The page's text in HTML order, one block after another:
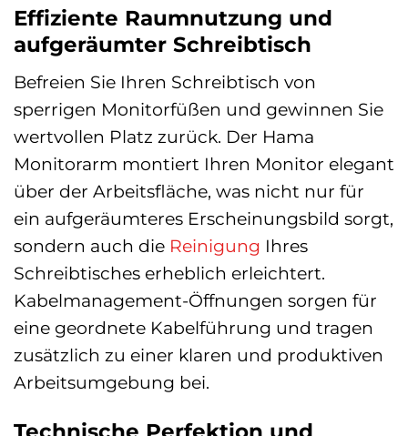
Effiziente Raumnutzung und
aufgeräumter Schreibtisch
Befreien Sie Ihren Schreibtisch von
sperrigen Monitorfüßen und gewinnen Sie
wertvollen Platz zurück. Der Hama
Monitorarm montiert Ihren Monitor elegant
über der Arbeitsfläche, was nicht nur für
ein aufgeräumteres Erscheinungsbild sorgt,
sondern auch die Reinigung Ihres
Schreibtisches erheblich erleichtert.
Kabelmanagement-Öffnungen sorgen für
eine geordnete Kabelführung und tragen
zusätzlich zu einer klaren und produktiven
Arbeitsumgebung bei.